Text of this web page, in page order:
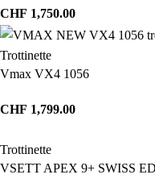
CHF 1,750.00
Trottinette
Vmax VX4 1056
CHF 1,799.00
Trottinette
VSETT APEX 9+ SWISS